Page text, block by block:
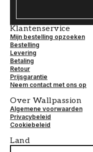
Klantenservice
Mijn bestelling opzoeken
Bestelling
Levering
Betaling
Retour
Prijsgarantie
Neem contact met ons op
Over Wallpassion
Algemene voorwaarden
Privacybeleid
Cookiebeleid
Land